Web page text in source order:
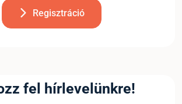
Regisztráció
fel hírlevelünkre!